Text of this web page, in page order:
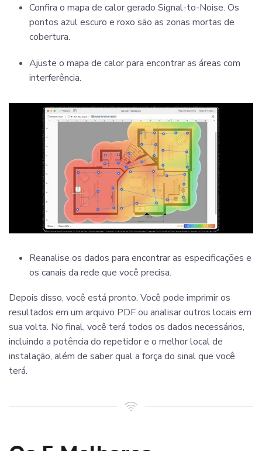
Confira o mapa de calor gerado Signal-to-Noise. Os
pontos azul escuro e roxo são as zonas mortas de
cobertura.
Ajuste o mapa de calor para encontrar as áreas com
interferência.
Reanalise os dados para encontrar as especificações e
os canais da rede que você precisa.
Depois disso, você está pronto. Você pode imprimir os
resultados em um arquivo PDF ou analisar outros locais em
sua volta. No final, você terá todos os dados necessários,
incluindo a potência do repetidor e o melhor local de
instalação, além de saber qual a força do sinal que você
terá.